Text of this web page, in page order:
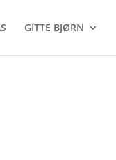
GITTE BJØRN